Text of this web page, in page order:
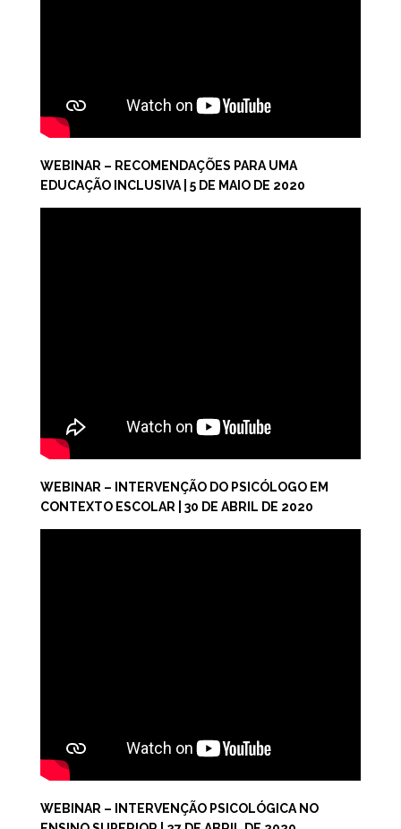
WEBINAR – RECOMENDAÇÕES PARA UMA
EDUCAÇÃO INCLUSIVA | 5 DE MAIO DE 2020
WEBINAR – INTERVENÇÃO DO PSICÓLOGO EM
CONTEXTO ESCOLAR | 30 DE ABRIL DE 2020
WEBINAR – INTERVENÇÃO PSICOLÓGICA NO